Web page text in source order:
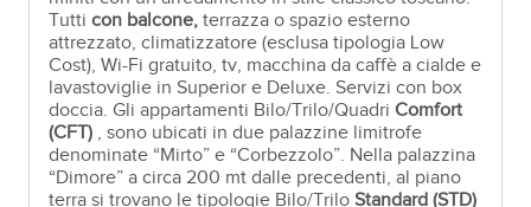
Tutticon balcone, terrazza o spazio esterno
attrezzato, climatizzatore (esclusa tipologia Low
Cost), Wi-Fi gratuito, tv, macchina da caffè a cialde e
lavastoviglie in Superior e Deluxe. Servizi con box
doccia. Gli appartamenti Bilo/Trilo/QuadriComfort
(CFT) , sono ubicati in due palazzine limitrofe
denominate “Mirto” e “Corbezzolo”. Nella palazzina
“Dimore” a circa 200 mt dalle precedenti, al piano
terra si trovano le tipologie Bilo/TriloStandard (STD)